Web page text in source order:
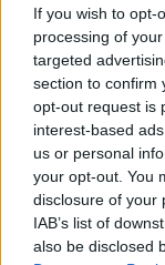
If you wish to opt-
processing of
targeted
section to confirm
opt-out request is
interest-based
us or personal
your opt-out. You
disclosure of your
IAB’s list of
also be disclosed
Vaizdai iš
vaiko gyvybių
Žinios Lietuvos